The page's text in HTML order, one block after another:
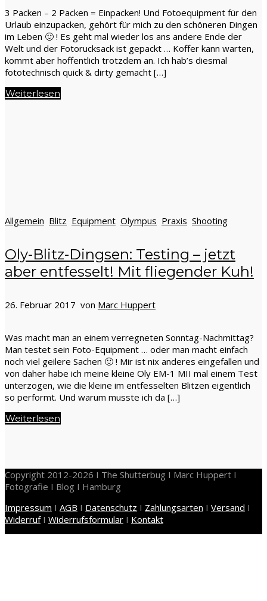
3 Packen – 2 Packen = Einpacken! Und Fotoequipment für den
Urlaub einzupacken, gehört für mich zu den schöneren Dingen
im Leben 🙂 ! Es geht mal wieder los ans andere Ende der
Welt und der Fotorucksack ist gepackt … Koffer kann warten,
kommt aber hoffentlich trotzdem an. Ich hab’s diesmal
fototechnisch quick & dirty gemacht […]
Weiterlesen
Allgemein Blitz Equipment Olympus Praxis Shooting
Oly-Blitz-Dingsen: Testing – jetzt
aber entfesselt! Mit fliegender Kuh!
26. Februar 2017 von Marc Huppert
Was macht man an einem verregneten Sonntag-Nachmittag?
Man testet sein Foto-Equipment … oder man macht einfach
noch viel geilere Sachen 🙂 ! Mir ist nix anderes eingefallen und
von daher habe ich meine kleine Oly EM-1 MII mal einem Test
unterzogen, wie die kleine im entfesselten Blitzen eigentlich
so performt. Und warum musste ich da […]
Weiterlesen
Copyright 2012-2026 I The Shutterbug I Marc Huppert I
Fotografie I Blog I Hamburg
Impressum I AGB I Datenschutz I Zahlungsarten I Versand I
WiderrufI Widerrufsformular I Kontakt